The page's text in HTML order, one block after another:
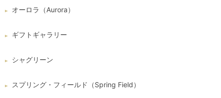
オーロラ（Aurora）
ギフトギャラリー
シャグリーン
スプリング・フィールド（Spring Field）